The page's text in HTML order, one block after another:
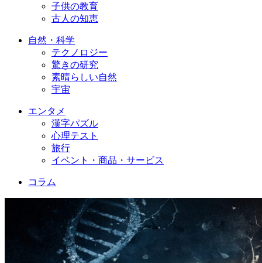
子供の教育
古人の知恵
自然・科学
テクノロジー
驚きの研究
素晴らしい自然
宇宙
エンタメ
漢字パズル
心理テスト
旅行
イベント・商品・サービス
コラム